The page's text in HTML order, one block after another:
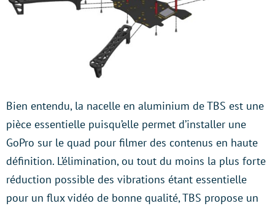
Bien entendu, la nacelle en aluminium de TBS est une
pièce essentielle puisqu’elle permet d’installer une
GoPro sur le quad pour filmer des contenus en haute
définition. L’élimination, ou tout du moins la plus forte
réduction possible des vibrations étant essentielle
pour un flux vidéo de bonne qualité, TBS propose un